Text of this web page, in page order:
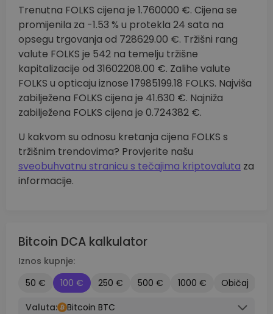
Trenutna FOLKS cijena je 1.760000 €. Cijena se
promijenila za -1.53 % u protekla 24 sata na
opsegu trgovanja od 728629.00 €. Tržišni rang
valute FOLKS je 542 na temelju tržišne
kapitalizacije od 31602208.00 €. Zalihe valute
FOLKS u opticaju iznose 17985199.18 FOLKS. Najviša
zabilježena FOLKS cijena je 41.630 €. Najniža
zabilježena FOLKS cijena je 0.724382 €.
U kakvom su odnosu kretanja cijena FOLKS s
tržišnim trendovima? Provjerite našu
sveobuhvatnu stranicu s tečajima kriptovaluta za
informacije.
Bitcoin DCA kalkulator
Iznos kupnje:
50 €
100 € 250 € 500 € 1000 €
Običaj
Valuta:
Bitcoin BTC